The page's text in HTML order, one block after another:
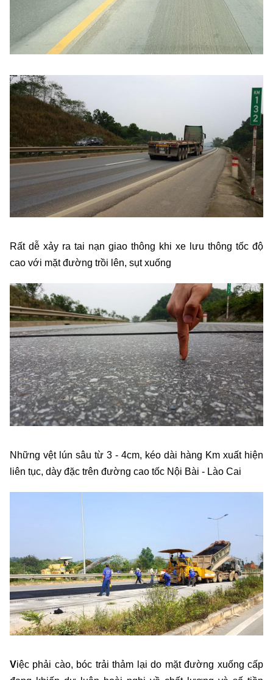
Rất dễ xảy ra tai nạn giao thông khi xe lưu thông tốc độ
cao với mặt đường trồi lên, sụt xuống
Những vệt lún sâu từ 3 - 4cm, kéo dài hàng Km xuất hiện
liên tục, dày đặc trên đường cao tốc Nội Bài - Lào Cai
Việc phải cào, bóc trải thảm lại do mặt đường xuống cấp